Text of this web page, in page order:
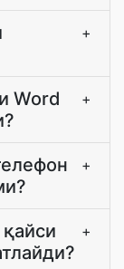
+
Word
+
+
+